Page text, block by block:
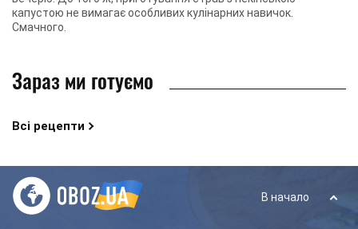
капустою не вимагає особливих кулінарних навичок.
Смачного.
Зараз ми готуємо
Всі рецепти
В начало